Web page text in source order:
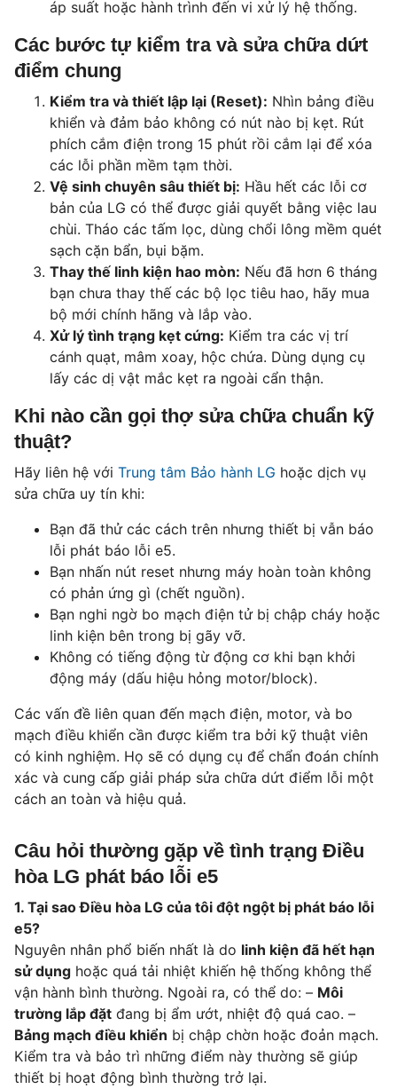
áp suất hoặc hành trình đến vi xử lý hệ thống.
Các bước tự kiểm tra và sửa chữa dứt
điểm chung
Kiểm tra và thiết lập lại (Reset): Nhìn bảng điều
khiển và đảm bảo không có nút nào bị kẹt. Rút
phích cắm điện trong 15 phút rồi cắm lại để xóa
các lỗi phần mềm tạm thời.
Vệ sinh chuyên sâu thiết bị: Hầu hết các lỗi cơ
bản của LG có thể được giải quyết bằng việc lau
chùi. Tháo các tấm lọc, dùng chổi lông mềm quét
sạch cặn bẩn, bụi bặm.
Thay thế linh kiện hao mòn: Nếu đã hơn 6 tháng
bạn chưa thay thế các bộ lọc tiêu hao, hãy mua
bộ mới chính hãng và lắp vào.
Xử lý tình trạng kẹt cứng: Kiểm tra các vị trí
cánh quạt, mâm xoay, hộc chứa. Dùng dụng cụ
lấy các dị vật mắc kẹt ra ngoài cẩn thận.
Khi nào cần gọi thợ sửa chữa chuẩn kỹ
thuật?
Hãy liên hệ với Trung tâm Bảo hành LG hoặc dịch vụ
sửa chữa uy tín khi:
Bạn đã thử các cách trên nhưng thiết bị vẫn báo
lỗi phát báo lỗi e5.
Bạn nhấn nút reset nhưng máy hoàn toàn không
có phản ứng gì (chết nguồn).
Bạn nghi ngờ bo mạch điện tử bị chập cháy hoặc
linh kiện bên trong bị gãy vỡ.
Không có tiếng động từ động cơ khi bạn khởi
động máy (dấu hiệu hỏng motor/block).
Các vấn đề liên quan đến mạch điện, motor, và bo
mạch điều khiển cần được kiểm tra bởi kỹ thuật viên
có kinh nghiệm. Họ sẽ có dụng cụ để chẩn đoán chính
xác và cung cấp giải pháp sửa chữa dứt điểm lỗi một
cách an toàn và hiệu quả.
Câu hỏi thường gặp về tình trạng Điều
hòa LG phát báo lỗi e5
1. Tại sao Điều hòa LG của tôi đột ngột bị phát báo lỗi
e5?
Nguyên nhân phổ biến nhất là do linh kiện đã hết hạn
sử dụng hoặc quá tải nhiệt khiến hệ thống không thể
vận hành bình thường. Ngoài ra, có thể do: – Môi
trường lắp đặt đang bị ẩm ướt, nhiệt độ quá cao. –
Bảng mạch điều khiển bị chập chờn hoặc đoản mạch.
Kiểm tra và bảo trì những điểm này thường sẽ giúp
thiết bị hoạt động bình thường trở lại.